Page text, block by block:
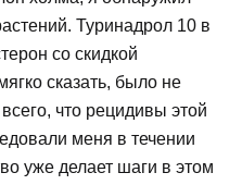
Туринадрол 10 в
со скидкой
сказать, было не
что рецидивы этой
меня в течении
уже делает шаги в этом